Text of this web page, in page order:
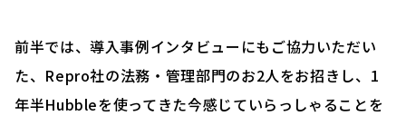
前半では、導入事例インタビューにもご協力いただい
た、Repro社の法務・管理部門のお2人をお招きし、1
年半Hubbleを使ってきた今感じていらっしゃることを